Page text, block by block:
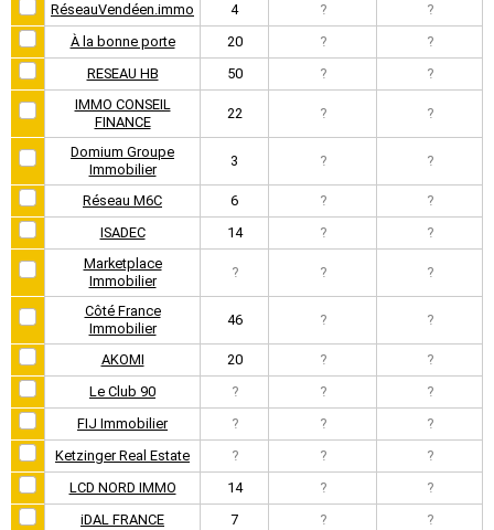
RéseauVendéen.immo
4 ?
?
À la bonne porte
20 ?
?
RESEAU HB
50 ?
?
IMMO CONSEIL
FINANCE
22 ? ?
Domium Groupe
Immobilier
3 ? ?
Réseau M6C 6 ?
?
ISADEC
14 ?
?
Marketplace
Immobilier
? ? ?
Côté France
Immobilier
46 ? ?
AKOMI 20 ?
?
Le Club 90
? ?
?
FIJ Immobilier
? ?
?
Ketzinger Real Estate
? ?
?
LCD NORD IMMO
14 ?
?
iDAL FRANCE
7 ?
?